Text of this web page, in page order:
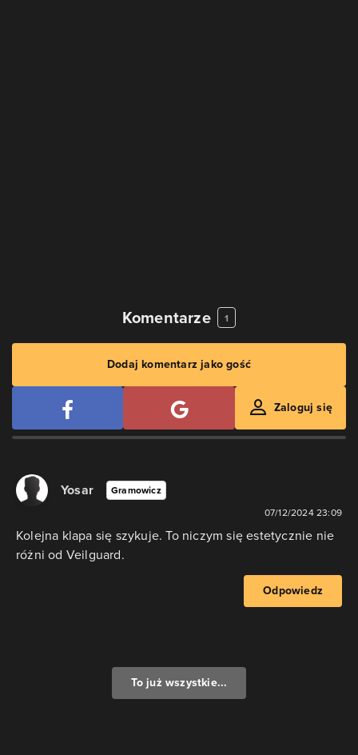
Komentarze 1
Dodaj komentarz jako gość
Zaloguj się
Yosar Gramowicz
07/12/2024 23:09
Kolejna klapa się szykuje. To niczym się estetycznie nie
różni od Veilguard.
Odpowiedz
To już wszystkie...